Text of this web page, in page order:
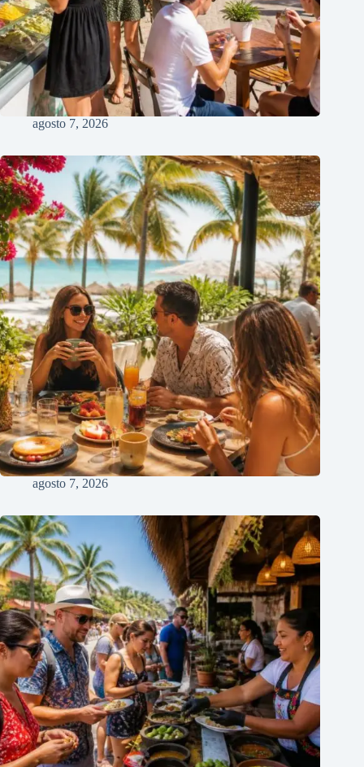
agosto 7, 2026
agosto 7, 2026